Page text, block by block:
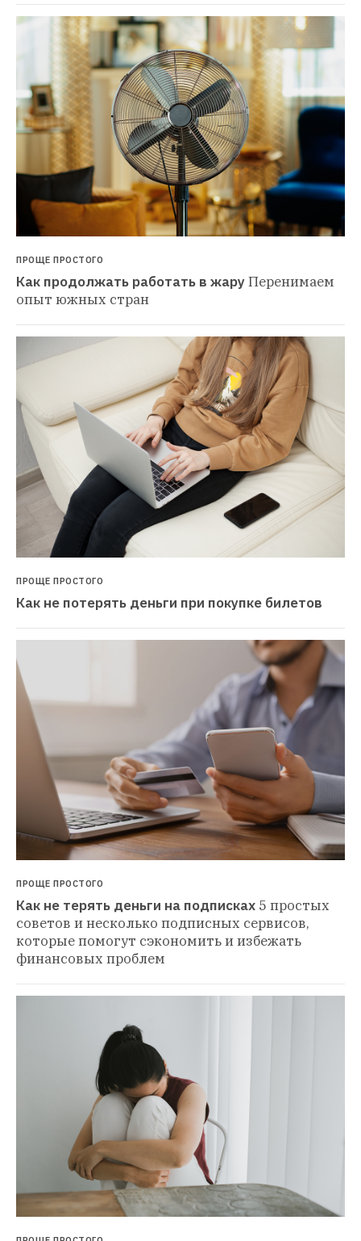
ПРОЩЕ ПРОСТОГО
Как продолжать работать в жаруПеренимаем
опыт южных стран
ПРОЩЕ ПРОСТОГО
Как не потерять деньги при покупке билетов
ПРОЩЕ ПРОСТОГО
Как не терять деньги на подписках 5 простых
советов и несколько подписных сервисов,
которые помогут сэкономить и избежать
финансовых проблем